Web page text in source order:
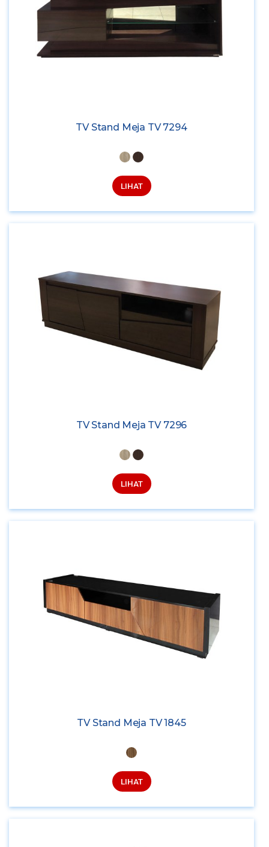
TV Stand Meja TV 7294
LIHAT
TV Stand Meja TV 7296
LIHAT
TV Stand Meja TV 1845
LIHAT